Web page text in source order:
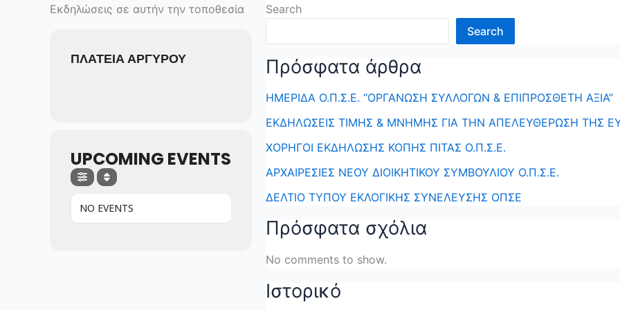
Εκδηλώσεις σε αυτήν την τοποθεσία
ΠΛΑΤΕΙΑ ΑΡΓΥΡΟΥ
UPCOMING EVENTS
NO EVENTS
Search
Search
Πρόσφατα άρθρα
ΗΜΕΡΙΔΑ Ο.Π.Σ.Ε. “ΟΡΓΑΝΩΣΗ ΣΥΛΛΟΓΩΝ & ΕΠΙΠΡΟΣΘΕΤΗ ΑΞΙΑ”
ΕΚΔΗΛΩΣΕΙΣ ΤΙΜΗΣ & ΜΝΗΜΗΣ ΓΙΑ ΤΗΝ ΑΠΕΛΕΥΘΕΡΩΣΗ ΤΗΣ
ΧΟΡΗΓΟΙ ΕΚΔΗΛΩΣΗΣ ΚΟΠΗΣ ΠΙΤΑΣ Ο.Π.Σ.Ε.
ΑΡΧΑΙΡΕΣΙΕΣ ΝΕΟΥ ΔΙΟΙΚΗΤΙΚΟΥ ΣΥΜΒΟΥΛΙΟΥ Ο.Π.Σ.Ε.
ΔΕΛΤΙΟ ΤΥΠΟΥ ΕΚΛΟΓΙΚΗΣ ΣΥΝΕΛΕΥΣΗΣ ΟΠΣΕ
Πρόσφατα σχόλια
No comments to show.
Ιστορικό